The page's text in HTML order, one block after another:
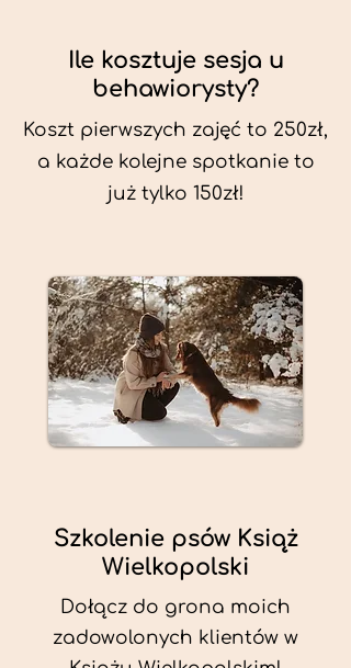
Ile kosztuje sesja u
behawiorysty?
Koszt pierwszych zajęć to 250zł,
a każde kolejne spotkanie to
już tylko 150zł!
Szkolenie psów Książ
Wielkopolski
Dołącz do grona moich
zadowolonych klientów w